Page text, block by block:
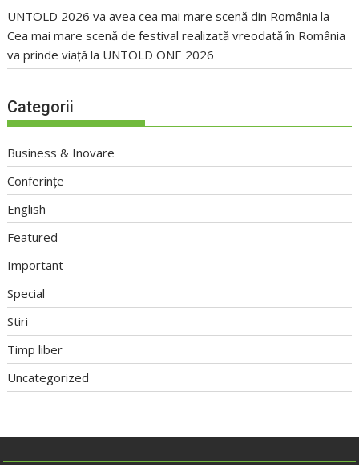
UNTOLD 2026 va avea cea mai mare scenă din România la
Cea mai mare scenă de festival realizată vreodată în România
va prinde viață la UNTOLD ONE 2026
Categorii
Business & Inovare
Conferințe
English
Featured
Important
Special
Stiri
Timp liber
Uncategorized